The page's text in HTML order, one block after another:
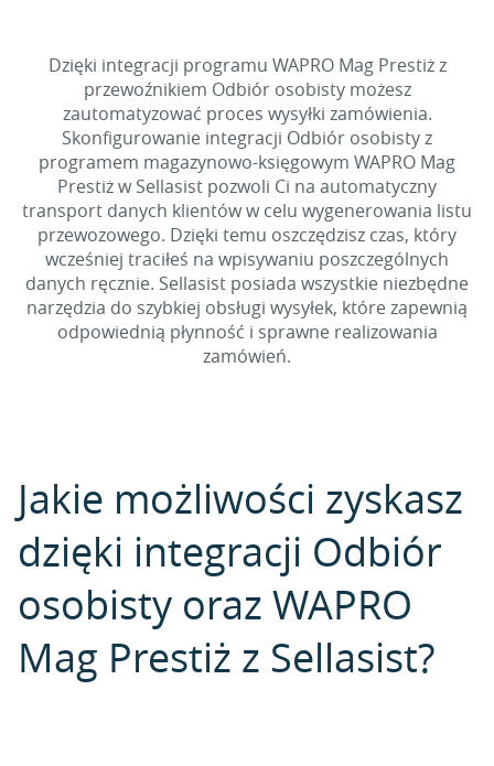
Dzięki integracji programu WAPRO Mag Prestiż z
przewoźnikiem Odbiór osobisty możesz
zautomatyzować proces wysyłki zamówienia.
Skonfigurowanie integracji Odbiór osobisty z
programem magazynowo-księgowym WAPRO Mag
Prestiż w Sellasist pozwoli Ci na automatyczny
transport danych klientów w celu wygenerowania listu
przewozowego. Dzięki temu oszczędzisz czas, który
wcześniej traciłeś na wpisywaniu poszczególnych
danych ręcznie. Sellasist posiada wszystkie niezbędne
narzędzia do szybkiej obsługi wysyłek, które zapewnią
odpowiednią płynność i sprawne realizowania
zamówień.
Jakie możliwości zyskasz
dzięki integracji Odbiór
osobisty oraz WAPRO
Mag Prestiż z Sellasist?